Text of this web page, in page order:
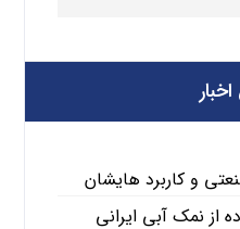
و کاربرد هایشان
از نمک آبی ایرانی